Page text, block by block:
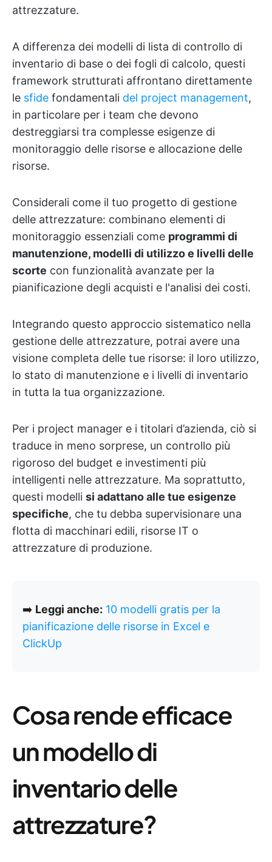
attrezzature.
A differenza dei modelli di lista di controllo di
inventario di base o dei fogli di calcolo, questi
framework strutturati affrontano direttamente
le sfide fondamentali del project management,
in particolare per i team che devono
destreggiarsi tra complesse esigenze di
monitoraggio delle risorse e allocazione delle
risorse.
Considerali come il tuo progetto di gestione
delle attrezzature: combinano elementi di
monitoraggio essenziali come programmi di
manutenzione, modelli di utilizzo e livelli delle
scorte con funzionalità avanzate per la
pianificazione degli acquisti e l'analisi dei costi.
Integrando questo approccio sistematico nella
gestione delle attrezzature, potrai avere una
visione completa delle tue risorse: il loro utilizzo,
lo stato di manutenzione e i livelli di inventario
in tutta la tua organizzazione.
Per i project manager e i titolari d’azienda, ciò si
traduce in meno sorprese, un controllo più
rigoroso del budget e investimenti più
intelligenti nelle attrezzature. Ma soprattutto,
questi modelli si adattano alle tue esigenze
specifiche, che tu debba supervisionare una
flotta di macchinari edili, risorse IT o
attrezzature di produzione.
➡️ Leggi anche: 10 modelli gratis per la
pianificazione delle risorse in Excel e
ClickUp
Cosa rende efficace
un modello di
inventario delle
attrezzature?